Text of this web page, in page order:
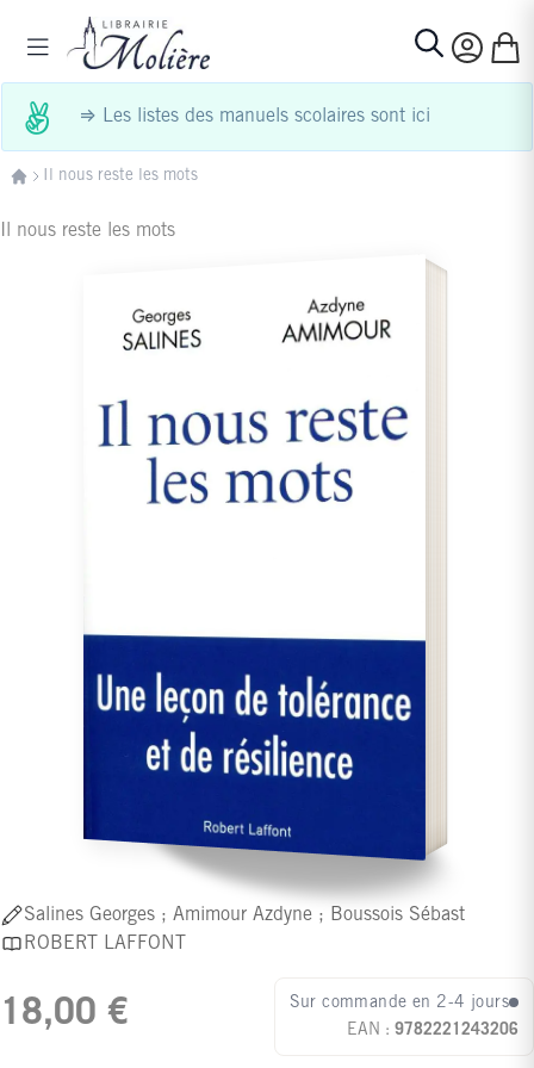
Allez au contenu
Basculer la navigation Mon
⇒ Les listes des manuels scolaires sont ici
Il nous reste les mots
Il nous reste les mots
Salines Georges ; Amimour Azdyne ; Boussois Sébast
ROBERT LAFFONT
18,00 €
Sur commande en 2-4 jours
EAN : 9782221243206